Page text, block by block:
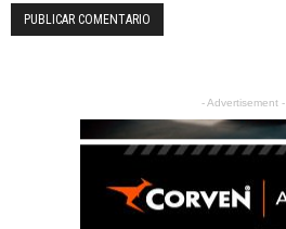
- Advertisement -